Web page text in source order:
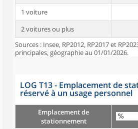
1 voiture
2 voitures ou plus
Sources : Insee, RP2012, RP2017 et
principales, géographie au 01/01/2026.
LOG T13 - Emplacement de
réservé à un usage personnel
Emplacement de
stationnement